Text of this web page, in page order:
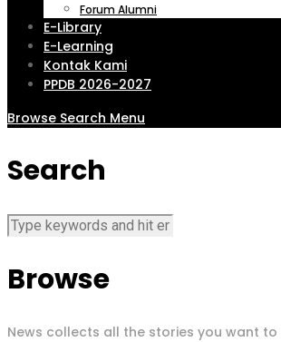
Forum Alumni
E-Library
E-Learning
Kontak Kami
PPDB 2026-2027
Browse Search Menu
Search
Browse
News collects all the stories you want to